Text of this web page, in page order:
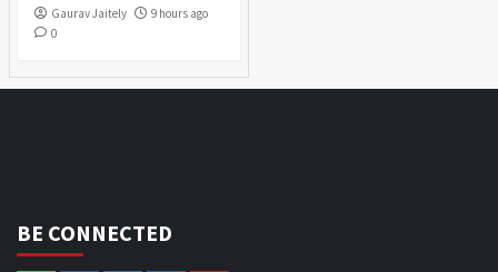
Gaurav Jaitely
9 hours ago
0
BE CONNECTED